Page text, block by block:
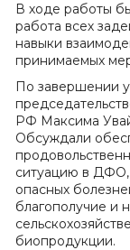
В ходе работы
работа всех
навыки
принимаемых
По завершении
РФ Максима
Обсуждали
ситуацию в
опасных
благополучие и
биопродукции.